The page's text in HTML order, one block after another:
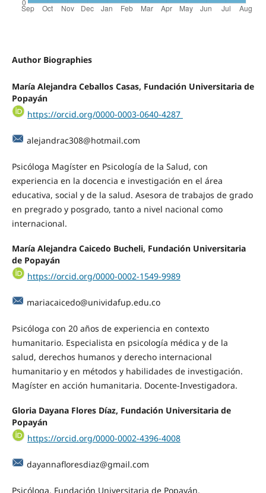
Author Biographies
María Alejandra Ceballos Casas, Fundación Universitaria de
Popayán
https://orcid.org/0000-0003-0640-4287
alejandrac308@hotmail.com
Psicóloga Magíster en Psicología de la Salud, con
experiencia en la docencia e investigación en el área
educativa, social y de la salud. Asesora de trabajos de grado
en pregrado y posgrado, tanto a nivel nacional como
internacional.
María Alejandra Caicedo Bucheli, Fundación Universitaria
de Popayán
https://orcid.org/0000-0002-1549-9989
mariacaicedo@unividafup.edu.co
Psicóloga con 20 años de experiencia en contexto
humanitario. Especialista en psicología médica y de la
salud, derechos humanos y derecho internacional
humanitario y en métodos y habilidades de investigación.
Magíster en acción humanitaria. Docente-Investigadora.
Gloria Dayana Flores Díaz, Fundación Universitaria de
Popayán
https://orcid.org/0000-0002-4396-4008
dayannafloresdiaz@gmail.com
Psicóloga. Fundación Universitaria de Popayán.